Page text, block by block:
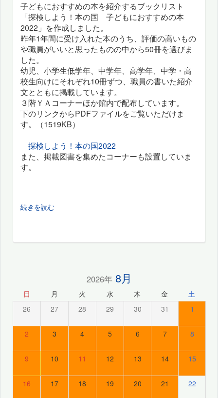
子どもにおすすめの本を紹介するブックリスト
「探検しよう！本の国 子どもにおすすめの本
2022」を作成しました。
昨年1年間に受け入れた本のうち、評価の高いもの
や職員がいいと思ったものの中から50冊を選びま
した。
幼児、小学生低学年、中学年、高学年、中学・高
校生向けにそれぞれ10冊ずつ、職員の書いた紹介
文とともに掲載しています。
３階ＹＡコーナーほか館内で配布しています。
下のリンクからPDFファイルをご覧いただけま
す。（1519KB）
探検しよう！本の国2022
また、掲載図書を集めたコーナーも設置していま
す。
続きを読む
2026年8月
日 月 火 水 木 金 土
26 27 28 29 30 31 1
2 3 4 5 6 7 8
9 10 11 12 13 14 15
16 17 18 19 20 21 22